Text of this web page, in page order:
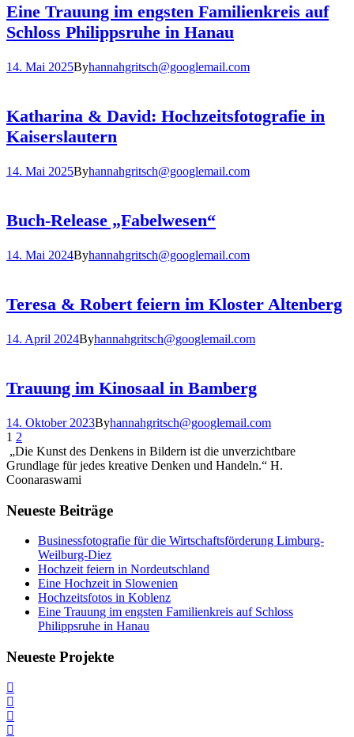
Eine Trauung im engsten Familienkreis auf
Schloss Philippsruhe in Hanau
14. Mai 2025Byhannahgritsch@googlemail.com
Katharina & David: Hochzeitsfotografie in
Kaiserslautern
14. Mai 2025Byhannahgritsch@googlemail.com
Buch-Release „Fabelwesen“
14. Mai 2024Byhannahgritsch@googlemail.com
Teresa & Robert feiern im Kloster Altenberg
14. April 2024Byhannahgritsch@googlemail.com
Trauung im Kinosaal in Bamberg
14. Oktober 2023Byhannahgritsch@googlemail.com
1 2
„Die Kunst des Denkens in Bildern ist die unverzichtbare
Grundlage für jedes kreative Denken und Handeln.“ H.
Coonaraswami
Neueste Beiträge
Businessfotografie für die Wirtschaftsförderung Limburg-
Weilburg-Diez
Hochzeit feiern in Nordeutschland
Eine Hochzeit in Slowenien
Hochzeitsfotos in Koblenz
Eine Trauung im engsten Familienkreis auf Schloss
Philippsruhe in Hanau
Neueste Projekte